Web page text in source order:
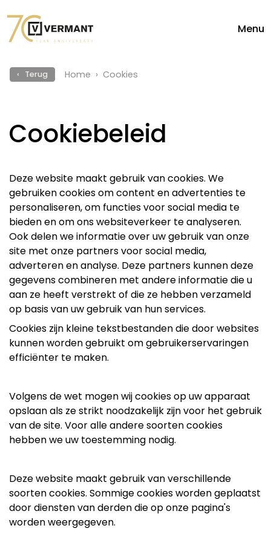
Menu
‹ Terug Home Cookies
Cookiebeleid
Deze website maakt gebruik van cookies. We
gebruiken cookies om content en advertenties te
personaliseren, om functies voor social media te
bieden en om ons websiteverkeer te analyseren.
Ook delen we informatie over uw gebruik van onze
site met onze partners voor social media,
adverteren en analyse. Deze partners kunnen deze
gegevens combineren met andere informatie die u
aan ze heeft verstrekt of die ze hebben verzameld
op basis van uw gebruik van hun services.
Cookies zijn kleine tekstbestanden die door websites
kunnen worden gebruikt om gebruikerservaringen
efficiënter te maken.
Volgens de wet mogen wij cookies op uw apparaat
opslaan als ze strikt noodzakelijk zijn voor het gebruik
van de site. Voor alle andere soorten cookies
hebben we uw toestemming nodig.
Deze website maakt gebruik van verschillende
soorten cookies. Sommige cookies worden geplaatst
door diensten van derden die op onze pagina's
worden weergegeven.